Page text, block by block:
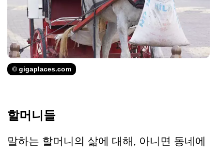
© gigaplaces.com
할머니들
말하는 할머니의 삶에 대해, 아니면 동네에